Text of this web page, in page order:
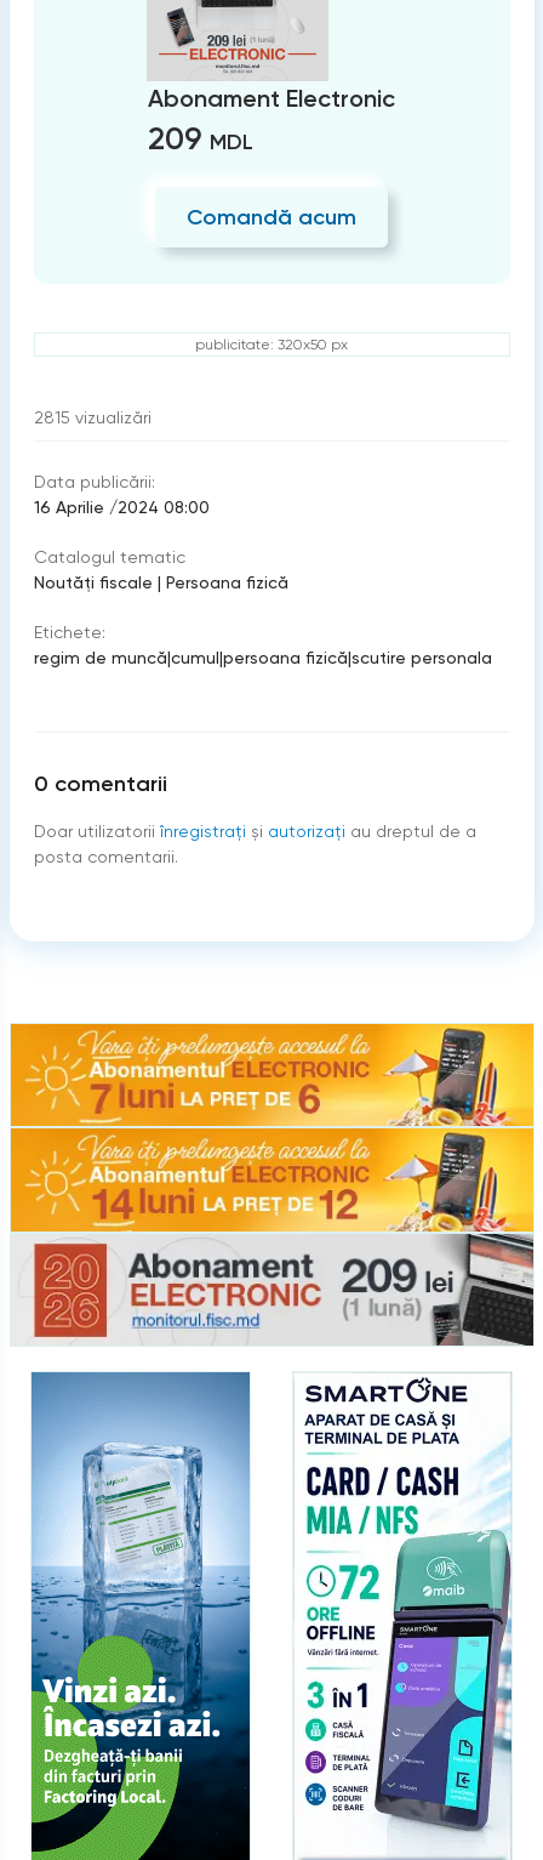
Abonament Electronic
209 MDL
Comandă acum
publicitate: 320x50 px
2815 vizualizări
Data publicării:
16 Aprilie /2024 08:00
Catalogul tematic
Noutăți fiscale | Persoana fizică
Etichete:
regim de muncă|cumul|persoana fizică|scutire personala
0 comentarii
Doar utilizatorii înregistraţi şi autorizați au dreptul de a
posta comentarii.